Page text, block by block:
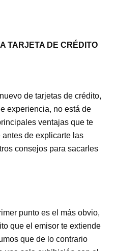
TARJETA DE CRÉDITO
de tarjetas de crédito,
experiencia, no está de
ventajas que te
de explicarte las
consejos para sacarles
punto es el más obvio,
que el emisor te extiende
que de lo contrario